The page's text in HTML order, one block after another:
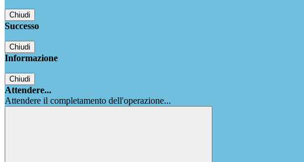
Chiudi
Successo
Chiudi
Informazione
Chiudi
Attendere...
Attendere il completamento dell'operazione...